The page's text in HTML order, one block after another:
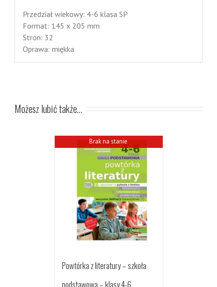
Przedział wiekowy: 4-6 klasa SP
Format: 145 x 205 mm
Stron: 32
Oprawa: miękka
Możesz lubić także…
Brak na stanie
Powtórka z literatury – szkoła
podstawowa – klasy 4-6